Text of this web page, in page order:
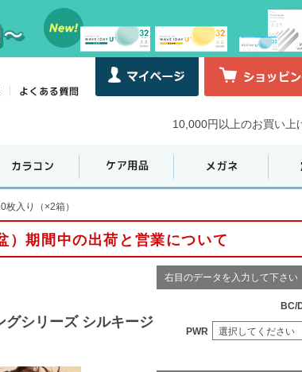
10,000円以上のお買い上
入り（×2箱）
）期間中の出荷と営業について
グシリーズ シルキージ
右目のデータを入力して下さい
BC/
PWR